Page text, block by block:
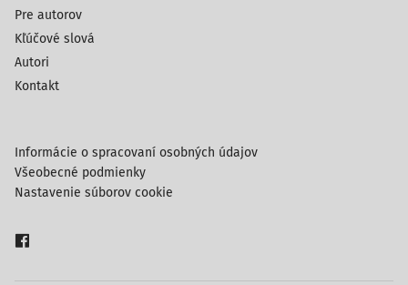
Pre autorov
Kľúčové slová
Autori
Kontakt
Informácie o spracovaní osobných údajov
Všeobecné podmienky
Nastavenie súborov cookie